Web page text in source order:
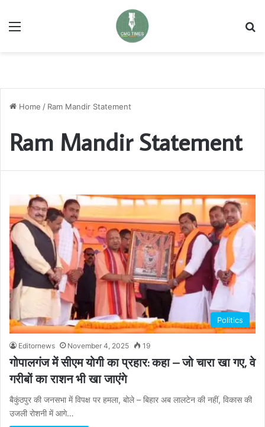
Menu
Home / Ram Mandir Statement
Ram Mandir Statement
Politics
Editornews November 4, 2025 19
गोपालगंज में सीएम योगी का प्रहार: कहा – जो चारा खा गए, वे
गरीबों का राशन भी खा जाएंगे
बैकुंठपुर की जनसभा में विपक्ष पर हमला, बोले – बिहार अब लालटेन की नहीं, विकास की
उजली रोशनी में आगे…